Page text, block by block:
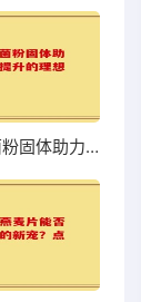
艾多美益生菌粉固体助力肠道健康提升的理想选择